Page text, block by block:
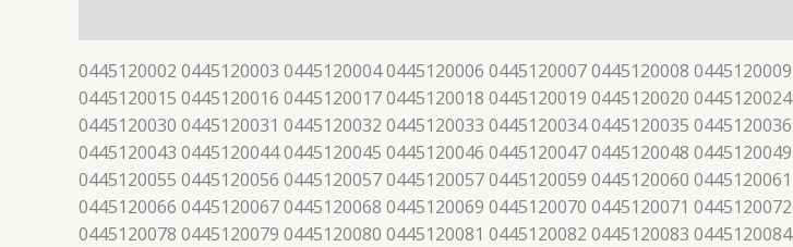
0445120002 0445120003 0445120004 0445120006 0445120007 0445120008
0445120015 0445120016 0445120017 0445120018 0445120019 0445120020
0445120030 0445120031 0445120032 0445120033 0445120034 0445120035
0445120043 0445120044 0445120045 0445120046 0445120047 0445120048
0445120055 0445120056 0445120057 0445120057 0445120059 0445120060
0445120066 0445120067 0445120068 0445120069 0445120070 0445120071
0445120078 0445120079 0445120080 0445120081 0445120082 0445120083